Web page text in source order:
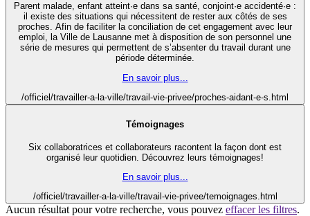
Parent malade, enfant atteint·e dans sa santé, conjoint·e accidenté·e :
il existe des situations qui nécessitent de rester aux côtés de ses
proches. Afin de faciliter la conciliation de cet engagement avec leur
emploi, la Ville de Lausanne met à disposition de son personnel une
série de mesures qui permettent de s’absenter du travail durant une
période déterminée.
En savoir plus...
/officiel/travailler-a-la-ville/travail-vie-privee/proches-aidant-e-s.html
Témoignages
Six collaboratrices et collaborateurs racontent la façon dont est
organisé leur quotidien. Découvrez leurs témoignages!
En savoir plus...
/officiel/travailler-a-la-ville/travail-vie-privee/temoignages.html
Aucun résultat pour votre recherche, vous pouvez effacer les filtres.